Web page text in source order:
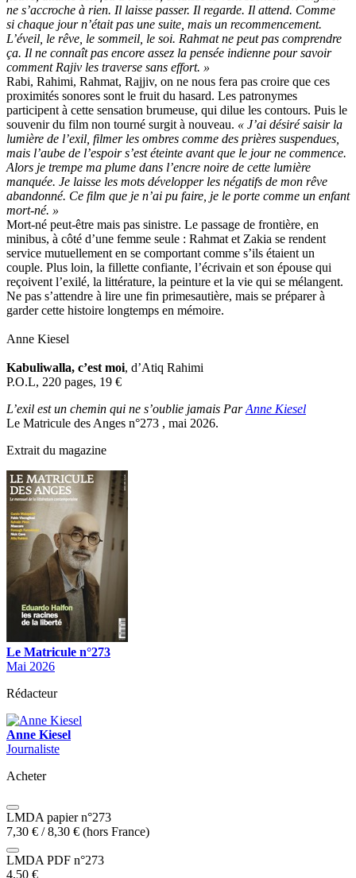
ne s’accroche à rien. Il laisse passer. Il regarde. Il attend. Comme
si chaque jour n’était pas une suite, mais un recommencement.
L’éveil, le rêve, le sommeil, le soi. Rahmat ne peut pas comprendre
ça. Il ne connaît pas encore assez la pensée indienne pour savoir
comment Rajiv les traverse sans effort. »
Rabi, Rahimi, Rahmat, Rajjiv, on ne nous fera pas croire que ces
proximités sonores sont le fruit du hasard. Les patronymes
participent à cette sensation brumeuse, qui dilue les contours. Puis le
souvenir du film non tourné surgit à nouveau. « J’ai désiré saisir la
lumière de l’exil, filmer les ombres comme des prières suspendues,
mais l’aube de l’espoir s’est éteinte avant que le jour ne commence.
Alors je trempe ma plume dans l’encre noire de cette lumière
manquée. Je laisse les mots développer les négatifs de mon rêve
abandonné. Ce film que je n’ai pu faire, je le porte comme un enfant
mort-né. »
Mort-né peut-être mais pas sinistre. Le passage de frontière, en
minibus, à côté d’une femme seule : Rahmat et Zakia se rendent
service mutuellement en se comportant comme s’ils étaient un
couple. Plus loin, la fillette confiante, l’écrivain et son épouse qui
reçoivent l’exilé, la littérature, la peinture et la vie qui se mélangent.
Ne pas s’attendre à lire une fin primesautière, mais se préparer à
garder cette histoire longtemps en mémoire.
Anne Kiesel
Kabuliwalla, c’est moi, d’Atiq Rahimi
P.O.L, 220 pages, 19 €
L’exil est un chemin qui ne s’oublie jamais ParAnne Kiesel
Le Matricule des Anges n°273 , mai 2026.
Extrait du magazine
Le Matricule n°273
Mai 2026
Rédacteur
Anne Kiesel
Journaliste
Acheter
LMDA papier n°273
7,30 € /8,30 € (hors France)
LMDA PDF n°273
4,50 €